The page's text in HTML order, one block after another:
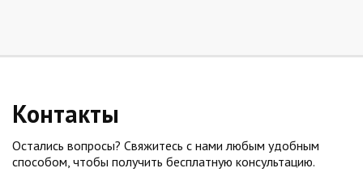
Контакты
Остались вопросы? Свяжитесь с нами любым удобным
способом, чтобы получить бесплатную консультацию.